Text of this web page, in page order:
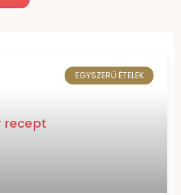
EGYSZERŰ ÉTELEK